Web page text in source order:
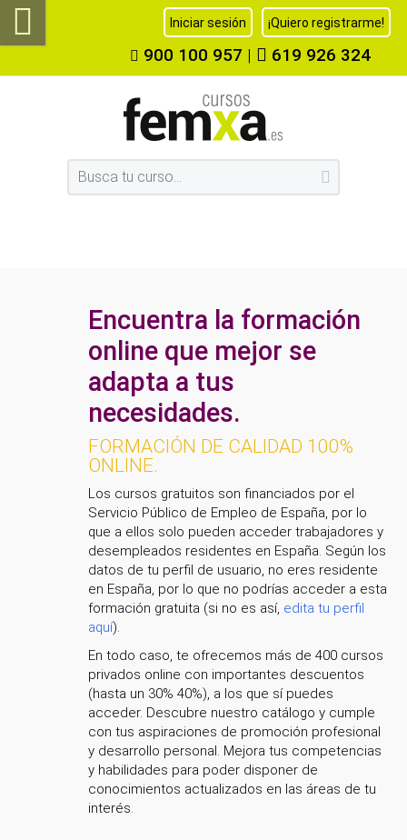
Iniciar sesión ¡Quiero registrarme!
900 100 957 | 619 926 324
Encuentra la formación
online que mejor se
adapta a tus
necesidades.
FORMACIÓN DE CALIDAD 100%
ONLINE.
Los cursos gratuitos son financiados por el
Servicio Público de Empleo de España, por lo
que a ellos solo pueden acceder trabajadores y
desempleados residentes en España. Según los
datos de tu perfil de usuario, no eres residente
en España, por lo que no podrías acceder a esta
formación gratuita (si no es así, edita tu perfil
aquí).
En todo caso, te ofrecemos más de 400 cursos
privados online con importantes descuentos
(hasta un 30% 40%), a los que sí puedes
acceder. Descubre nuestro catálogo y cumple
con tus aspiraciones de promoción profesional
y desarrollo personal. Mejora tus competencias
y habilidades para poder disponer de
conocimientos actualizados en las áreas de tu
interés.